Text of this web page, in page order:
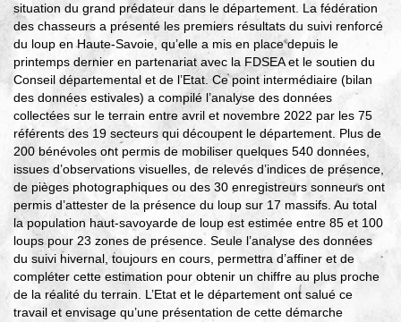
situation du grand prédateur dans le département. La fédération
des chasseurs a présenté les premiers résultats du suivi renforcé
du loup en Haute-Savoie, qu’elle a mis en place depuis le
printemps dernier en partenariat avec la FDSEA et le soutien du
Conseil départemental et de l’Etat. Ce point intermédiaire (bilan
des données estivales) a compilé l’analyse des données
collectées sur le terrain entre avril et novembre 2022 par les 75
référents des 19 secteurs qui découpent le département. Plus de
200 bénévoles ont permis de mobiliser quelques 540 données,
issues d’observations visuelles, de relevés d’indices de présence,
de pièges photographiques ou des 30 enregistreurs sonneurs ont
permis d’attester de la présence du loup sur 17 massifs. Au total
la population haut-savoyarde de loup est estimée entre 85 et 100
loups pour 23 zones de présence. Seule l’analyse des données
du suivi hivernal, toujours en cours, permettra d’affiner et de
compléter cette estimation pour obtenir un chiffre au plus proche
de la réalité du terrain. L’Etat et le département ont salué ce
travail et envisage qu’une présentation de cette démarche